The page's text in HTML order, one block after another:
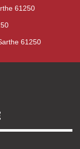
61250
61250